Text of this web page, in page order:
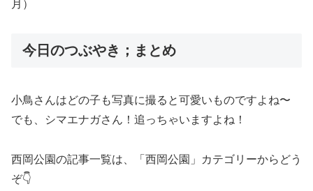
月）
今日のつぶやき；まとめ
小鳥さんはどの子も写真に撮ると可愛いものですよね〜
でも、シマエナガさん！追っちゃいますよね！
西岡公園の記事一覧は、「西岡公園」カテゴリーからどう
ぞ👇